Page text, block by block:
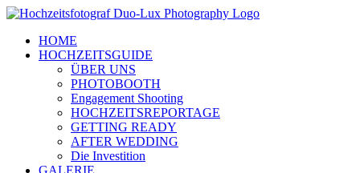
Zum
springenHOME
HOCHZEITSGUIDE
ÜBER UNS
PHOTOBOOTH
Engagement Shooting
HOCHZEITSREPORTAGE
GETTING READY
AFTER WEDDING
Die Investition
GALERIE